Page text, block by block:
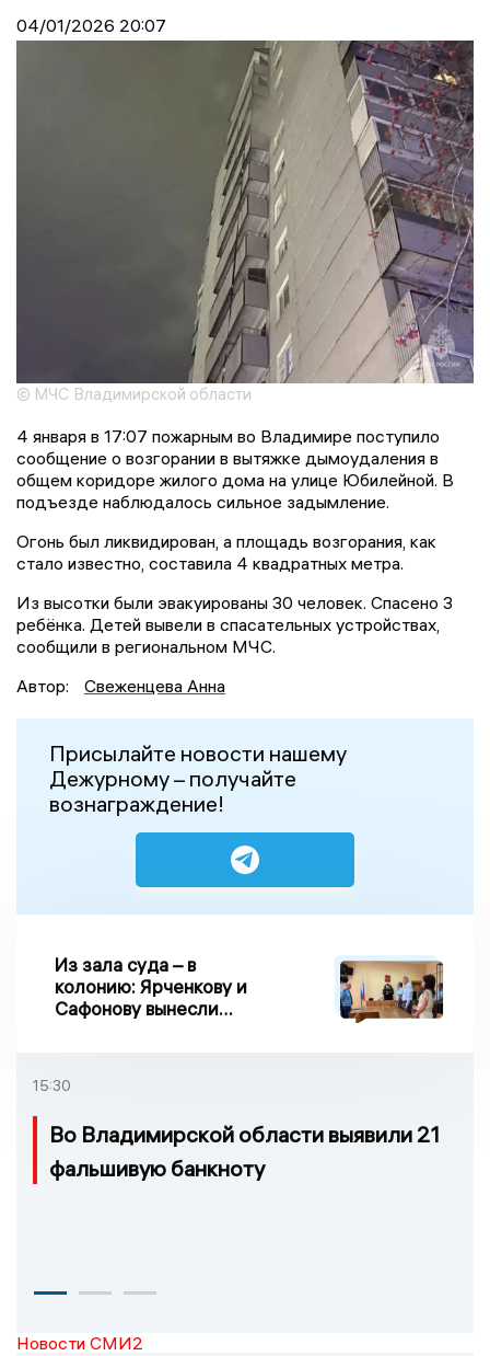
04/01/2026 20:07
© МЧС Владимирской области
4 января в 17:07 пожарным во Владимире поступило
сообщение о возгорании в вытяжке дымоудаления в
общем коридоре жилого дома на улице Юбилейной. В
подъезде наблюдалось сильное задымление.
Огонь был ликвидирован, а площадь возгорания, как
стало известно, составила 4 квадратных метра.
Из высотки были эвакуированы 30 человек. Спасено 3
ребёнка. Детей вывели в спасательных устройствах,
сообщили в региональном МЧС.
Автор:
Свеженцева Анна
Присылайте новости нашему
Дежурному – получайте
вознаграждение!
Из зала суда – в
колонию: Ярченкову и
Сафонову вынесли
15:30
Во Владимирской области выявили 21
фальшивую банкноту
Новости СМИ2